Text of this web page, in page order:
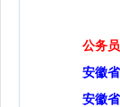
公务
安徽
安徽